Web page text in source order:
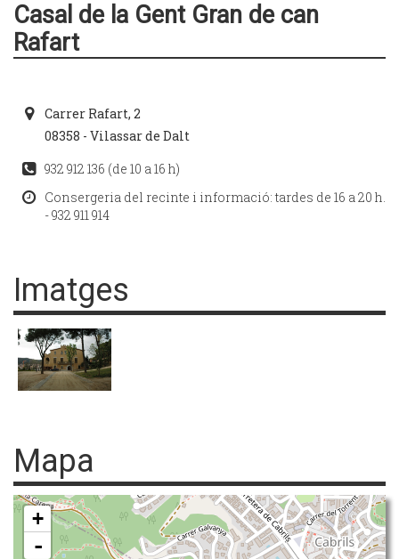
Casal de la Gent Gran de can
Rafart
Carrer Rafart, 2
08358 - Vilassar de Dalt
932 912 136 (de 10 a 16 h)
Consergeria del recinte i informació: tardes de 16 a 20 h.
- 932 911 914
Imatges
Mapa
+
-